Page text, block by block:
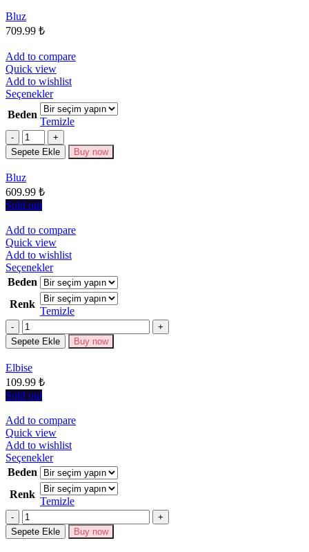
Bluz
709.99 ₺
Add to compare
Quick view
Add to wishlist
SeçeneklerBu
ürünün
birden
fazla
varyasyonu
var.
Beden
Temizle
Miktar
Sepete Ekle Buy now
Bluz
609.99 ₺
Sold out
Add to compare
Quick view
Add to wishlist
SeçeneklerBu
ürünün
birden
fazla
varyasyonu
Seçenekler
Beden
Renk
Temizle
Miktar
Sepete Ekle Buy now
Elbise
109.99 ₺
Sold out
Add to compare
Quick view
Add to wishlist
SeçeneklerBu
ürünün
birden
fazla
varyasyonu
Seçenekler
Beden
Renk
Temizle
Miktar
Sepete Ekle Buy now